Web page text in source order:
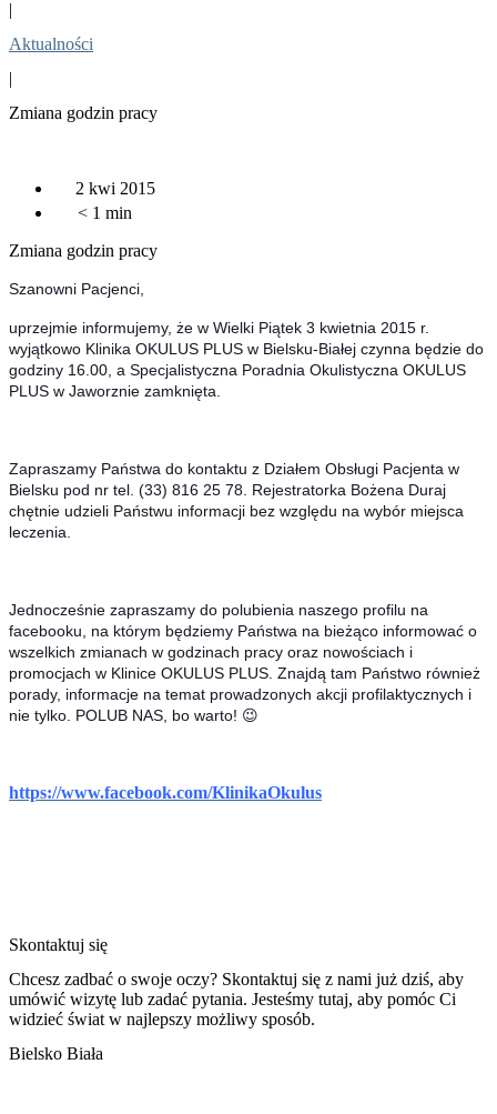
|
Aktualności
|
Zmiana godzin pracy
2 kwi 2015
< 1 min
Zmiana godzin pracy
Szanowni Pacjenci,
uprzejmie informujemy, że w Wielki Piątek 3 kwietnia 2015 r.
wyjątkowo Klinika OKULUS PLUS w Bielsku-Białej czynna będzie do
godziny 16.00, a Specjalistyczna Poradnia Okulistyczna OKULUS
PLUS w Jaworznie zamknięta.
Zapraszamy Państwa do kontaktu z Działem Obsługi Pacjenta w
Bielsku pod nr tel. (33) 816 25 78. Rejestratorka Bożena Duraj
chętnie udzieli Państwu informacji bez względu na wybór miejsca
leczenia.
Jednocześnie zapraszamy do polubienia naszego profilu na
facebooku, na którym będziemy Państwa na bieżąco informować o
wszelkich zmianach w godzinach pracy oraz nowościach i
promocjach w Klinice OKULUS PLUS. Znajdą tam Państwo również
porady, informacje na temat prowadzonych akcji profilaktycznych i
nie tylko. POLUB NAS, bo warto! 😉
https://www.facebook.com/KlinikaOkulus
Skontaktuj się
Chcesz zadbać o swoje oczy? Skontaktuj się z nami już dziś, aby
umówić wizytę lub zadać pytania. Jesteśmy tutaj, aby pomóc Ci
widzieć świat w najlepszy możliwy sposób.
Bielsko Biała